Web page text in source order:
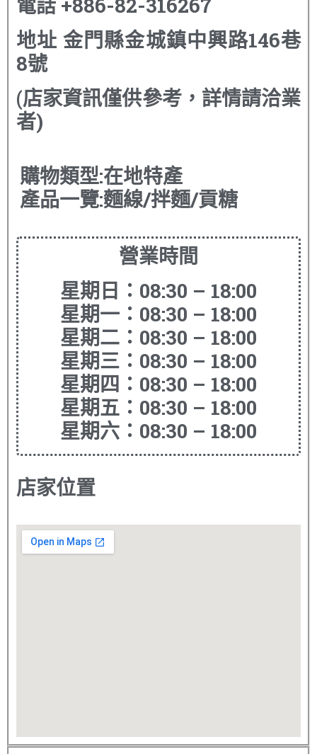
電話 +886-82-316267
地址 金門縣金城鎮中興路146巷
8號
(店家資訊僅供參考，詳情請洽業
者)
購物類型:在地特產
產品一覽:麵線/拌麵/貢糖
營業時間
星期日：08:30 – 18:00
星期一：08:30 – 18:00
星期二：08:30 – 18:00
星期三：08:30 – 18:00
星期四：08:30 – 18:00
星期五：08:30 – 18:00
星期六：08:30 – 18:00
店家位置